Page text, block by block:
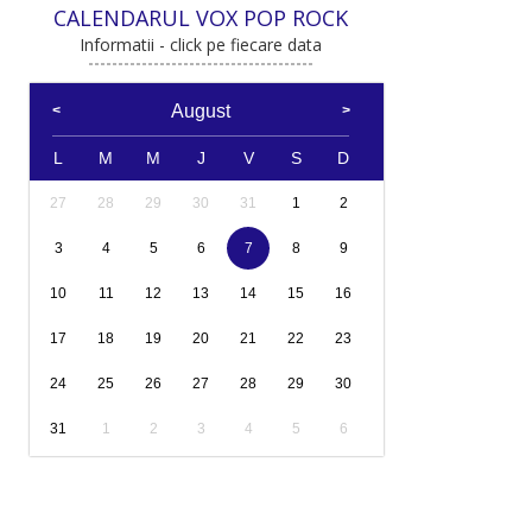
CALENDARUL VOX POP ROCK
Informatii - click pe fiecare data
August
L M M J V S D
27 28 29 30 31 1 2
3 4 5 6 7 8 9
10 11 12 13 14 15 16
17 18 19 20 21 22 23
24 25 26 27 28 29 30
31 1 2 3 4 5 6